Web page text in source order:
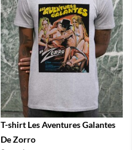
T-shirt Les Aventures Galantes
De Zorro